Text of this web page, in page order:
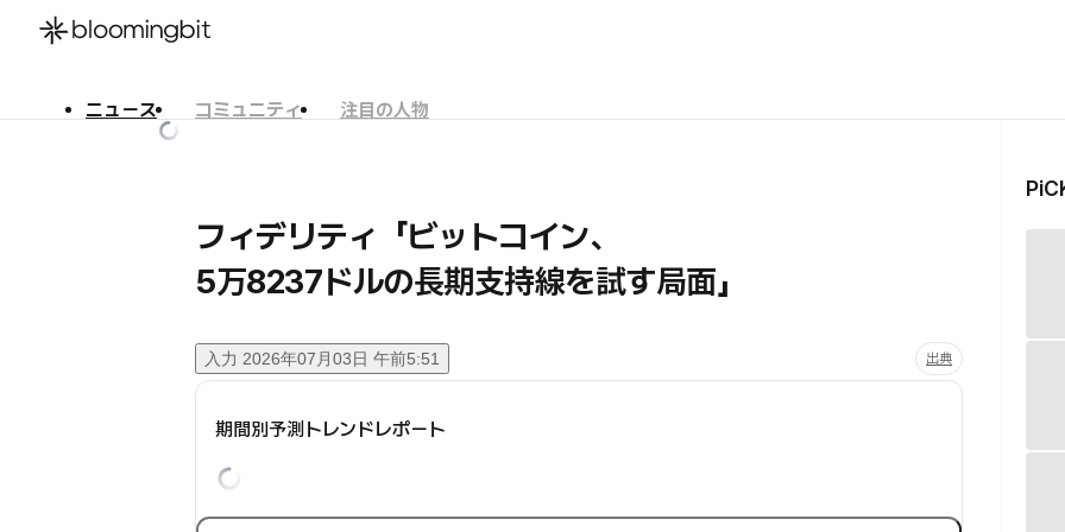
ニュース コミュニティ
注目の人物
フィデリティ「ビットコイン、
5万8237ドルの長期支持線を試す局面」
入力 2026年07月03日 午前5:51 出典
期間別予測トレンドレポート